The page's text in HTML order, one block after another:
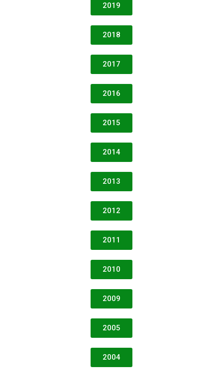
2019
2018
2017
2016
2015
2014
2013
2012
2011
2010
2009
2005
2004